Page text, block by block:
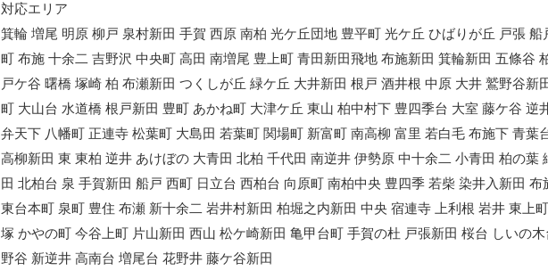
対応エリア
箕輪 増尾 明原 柳戸 泉村新田 手賀 西原 南柏 光ケ丘団地 豊平町 光ケ丘 ひばりが丘 戸張
町 布施 十余二 吉野沢 中央町 高田 南増尾 豊上町 青田新田飛地 布施新田 箕輪新田 五條谷
戸ケ谷 曙橋 塚崎 柏 布瀬新田 つくしが丘 緑ケ丘 大井新田 根戸 酒井根 中原 大井 鷲野谷新
町 大山台 水道橋 根戸新田 豊町 あかね町 大津ケ丘 東山 柏中村下 豊四季台 大室 藤ケ谷 逆
弁天下 八幡町 正連寺 松葉町 大島田 若葉町 関場町 新富町 南高柳 富里 若白毛 布施下 青葉
高柳新田 東 東柏 逆井 あけぼの 大青田 北柏 千代田 南逆井 伊勢原 中十余二 小青田 柏の葉
田 北柏台 泉 手賀新田 船戸 西町 日立台 西柏台 向原町 南柏中央 豊四季 若柴 染井入新田
東台本町 泉町 豊住 布瀬 新十余二 岩井村新田 柏堀之内新田 中央 宿連寺 上利根 岩井 東上
塚 かやの町 今谷上町 片山新田 西山 松ケ崎新田 亀甲台町 手賀の杜 戸張新田 桜台 しいの
野谷 新逆井 高南台 増尾台 花野井 藤ケ谷新田